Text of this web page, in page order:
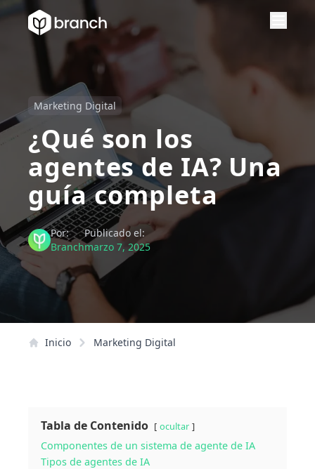
Marketing Digital
¿Qué son los
agentes de IA? Una
guía completa
Por:
Branch
Publicado el:
marzo 7, 2025
Inicio Marketing Digital
Tabla de Contenido ocultar
Componentes de un sistema de agente de IA
Tipos de agentes de IA